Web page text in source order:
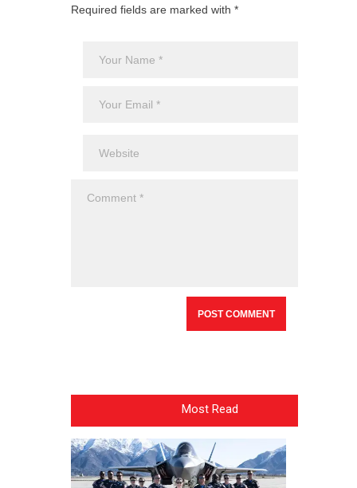
Required fields are marked with *
Most Read